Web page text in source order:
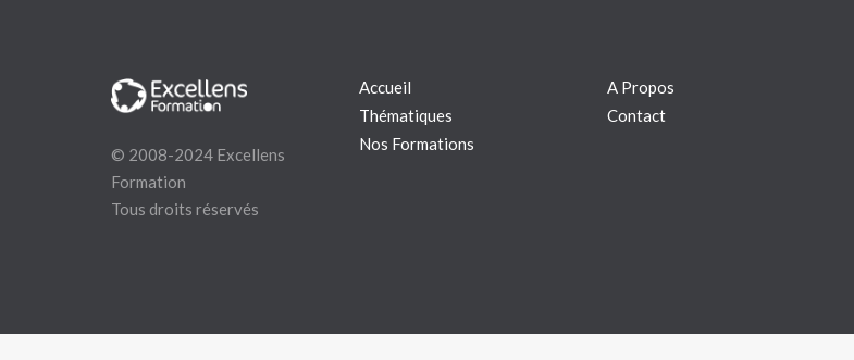
© 2008-2024 Excellens
Formation
Tous droits réservés
Accueil
Thématiques
Nos Formations
A Propos
Contact